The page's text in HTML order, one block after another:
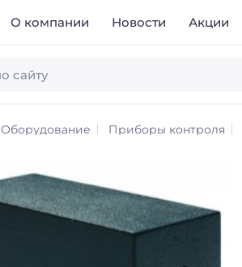
О компании Новости Акции
Оборудование Приборы контроля